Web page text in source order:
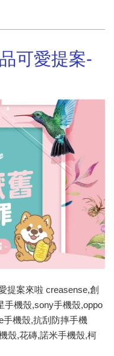
可愛提案-
提案來啦 creasense,創
手機殼,sony手機殼,oppo
手機殼,抗刮防摔手機
殼,花磚,諾米手機殼,柯